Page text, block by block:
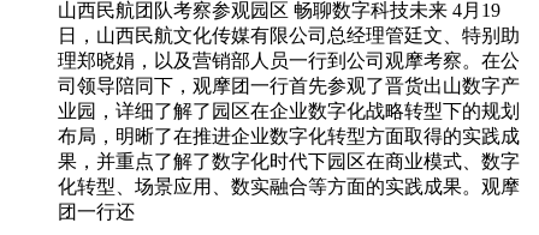
山西民航团队考察参观园区 畅聊数字科技未来 4月19
日，山西民航文化传媒有限公司总经理管廷文、特别助
理郑晓娟，以及营销部人员一行到公司观摩考察。在公
司领导陪同下，观摩团一行首先参观了晋货出山数字产
业园，详细了解了园区在企业数字化战略转型下的规划
布局，明晰了在推进企业数字化转型方面取得的实践成
果，并重点了解了数字化时代下园区在商业模式、数字
化转型、场景应用、数实融合等方面的实践成果。观摩
团一行还